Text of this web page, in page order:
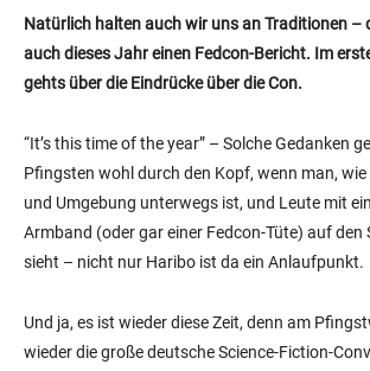
Natürlich halten auch wir uns an Traditionen –
auch dieses Jahr einen Fedcon-Bericht. Im
gehts über die Eindrücke über die Con.
“It’s this time of the year” – Solche Gedanken
Pfingsten wohl durch den Kopf, wenn man, wie
und Umgebung unterwegs ist, und Leute mit
Armband (oder gar einer Fedcon-Tüte) auf den
sieht – nicht nur Haribo ist da ein Anlaufpunkt.
Und ja, es ist wieder diese Zeit, denn am
wieder die große deutsche Science-Fiction-